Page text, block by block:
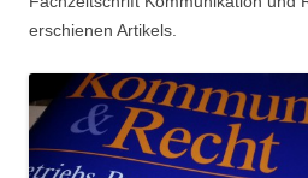
erschienen Artikels.